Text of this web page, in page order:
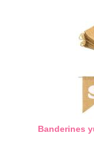
Banderines